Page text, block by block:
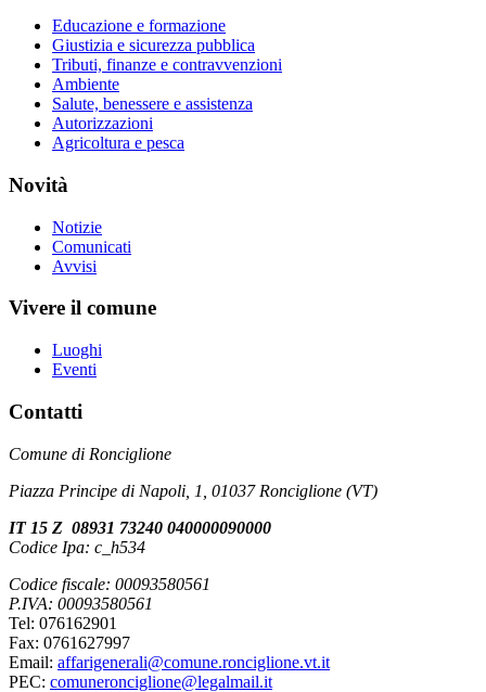
Educazione e formazione
Giustizia e sicurezza pubblica
Tributi, finanze e contravvenzioni
Ambiente
Salute, benessere e assistenza
Autorizzazioni
Agricoltura e pesca
Novità
Notizie
Comunicati
Avvisi
Vivere il comune
Luoghi
Eventi
Contatti
Comune di Ronciglione
Piazza Principe di Napoli, 1, 01037 Ronciglione (VT)
IT 15 Z 08931 73240 040000090000
Codice Ipa: c_h534
Codice fiscale: 00093580561
P.IVA: 00093580561
Tel: 076162901
Fax: 0761627997
Email: affarigenerali@comune.ronciglione.vt.it
PEC: comuneronciglione@legalmail.it